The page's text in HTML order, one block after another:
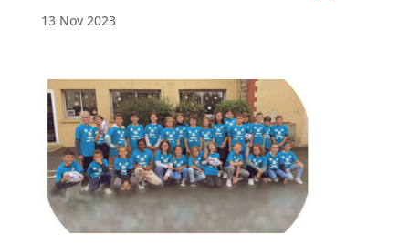
13 Nov 2023